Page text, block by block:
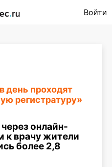
Войти
день проходят
регистратуру»
онлайн-
к врачу жители
более 2,8